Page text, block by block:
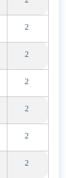
2
2
2
2
2
2